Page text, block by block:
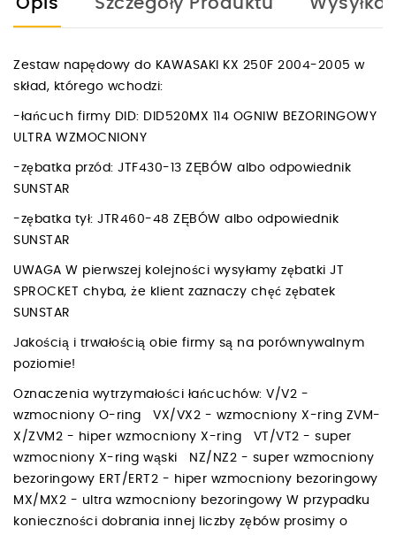
Zestaw napędowy do KAWASAKI KX 250F 2004-2005 w
skład, którego wchodzi:
-łańcuch firmy DID: DID520MX 114 OGNIW BEZORINGOWY
ULTRA WZMOCNIONY
-zębatka przód: JTF430-13 ZĘBÓW albo odpowiednik
SUNSTAR
-zębatka tył: JTR460-48 ZĘBÓW albo odpowiednik
SUNSTAR
UWAGA W pierwszej kolejności wysyłamy zębatki JT
SPROCKET chyba, że klient zaznaczy chęć zębatek
SUNSTAR
Jakością i trwałością obie firmy są na porównywalnym
poziomie!
Oznaczenia wytrzymałości łańcuchów: V/V2 -
wzmocniony O-ring VX/VX2 - wzmocniony X-ring ZVM-
X/ZVM2 - hiper wzmocniony X-ring VT/VT2 - super
wzmocniony X-ring wąski NZ/NZ2 - super wzmocniony
bezoringowy ERT/ERT2 - hiper wzmocniony bezoringowy
MX/MX2 - ultra wzmocniony bezoringowy W przypadku
konieczności dobrania innej liczby zębów prosimy o